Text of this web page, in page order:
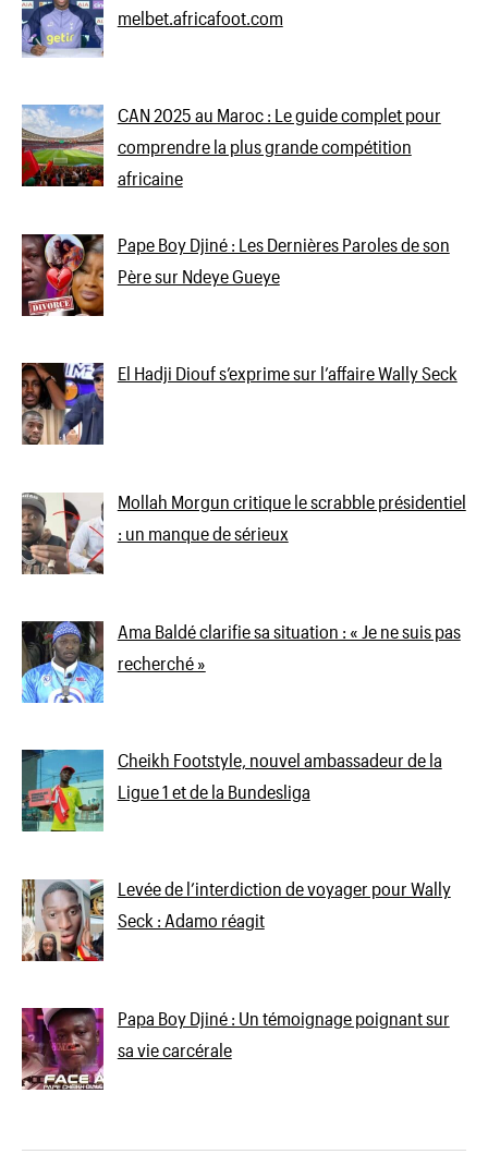
melbet.africafoot.com
CAN 2025 au Maroc : Le guide complet pour
comprendre la plus grande compétition
africaine
Pape Boy Djiné : Les Dernières Paroles de son
Père sur Ndeye Gueye
El Hadji Diouf s’exprime sur l’affaire Wally Seck
Mollah Morgun critique le scrabble présidentiel
: un manque de sérieux
Ama Baldé clarifie sa situation : « Je ne suis pas
recherché »
Cheikh Footstyle, nouvel ambassadeur de la
Ligue 1 et de la Bundesliga
Levée de l’interdiction de voyager pour Wally
Seck : Adamo réagit
Papa Boy Djiné : Un témoignage poignant sur
sa vie carcérale